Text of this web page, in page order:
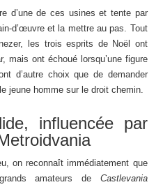
d’une de ces usines et tente par
d’œuvre et la mettre au pas. Tout
les trois esprits de Noël ont
mais ont échoué lorsqu’une figure
d’autre choix que de demander
jeune homme sur le droit chemin.
influencée par
on reconnaît immédiatement que
amateurs de Castlevania